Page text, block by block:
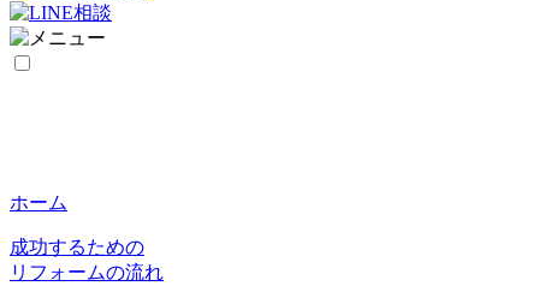
ホーム
成功するための
リフォームの流れ